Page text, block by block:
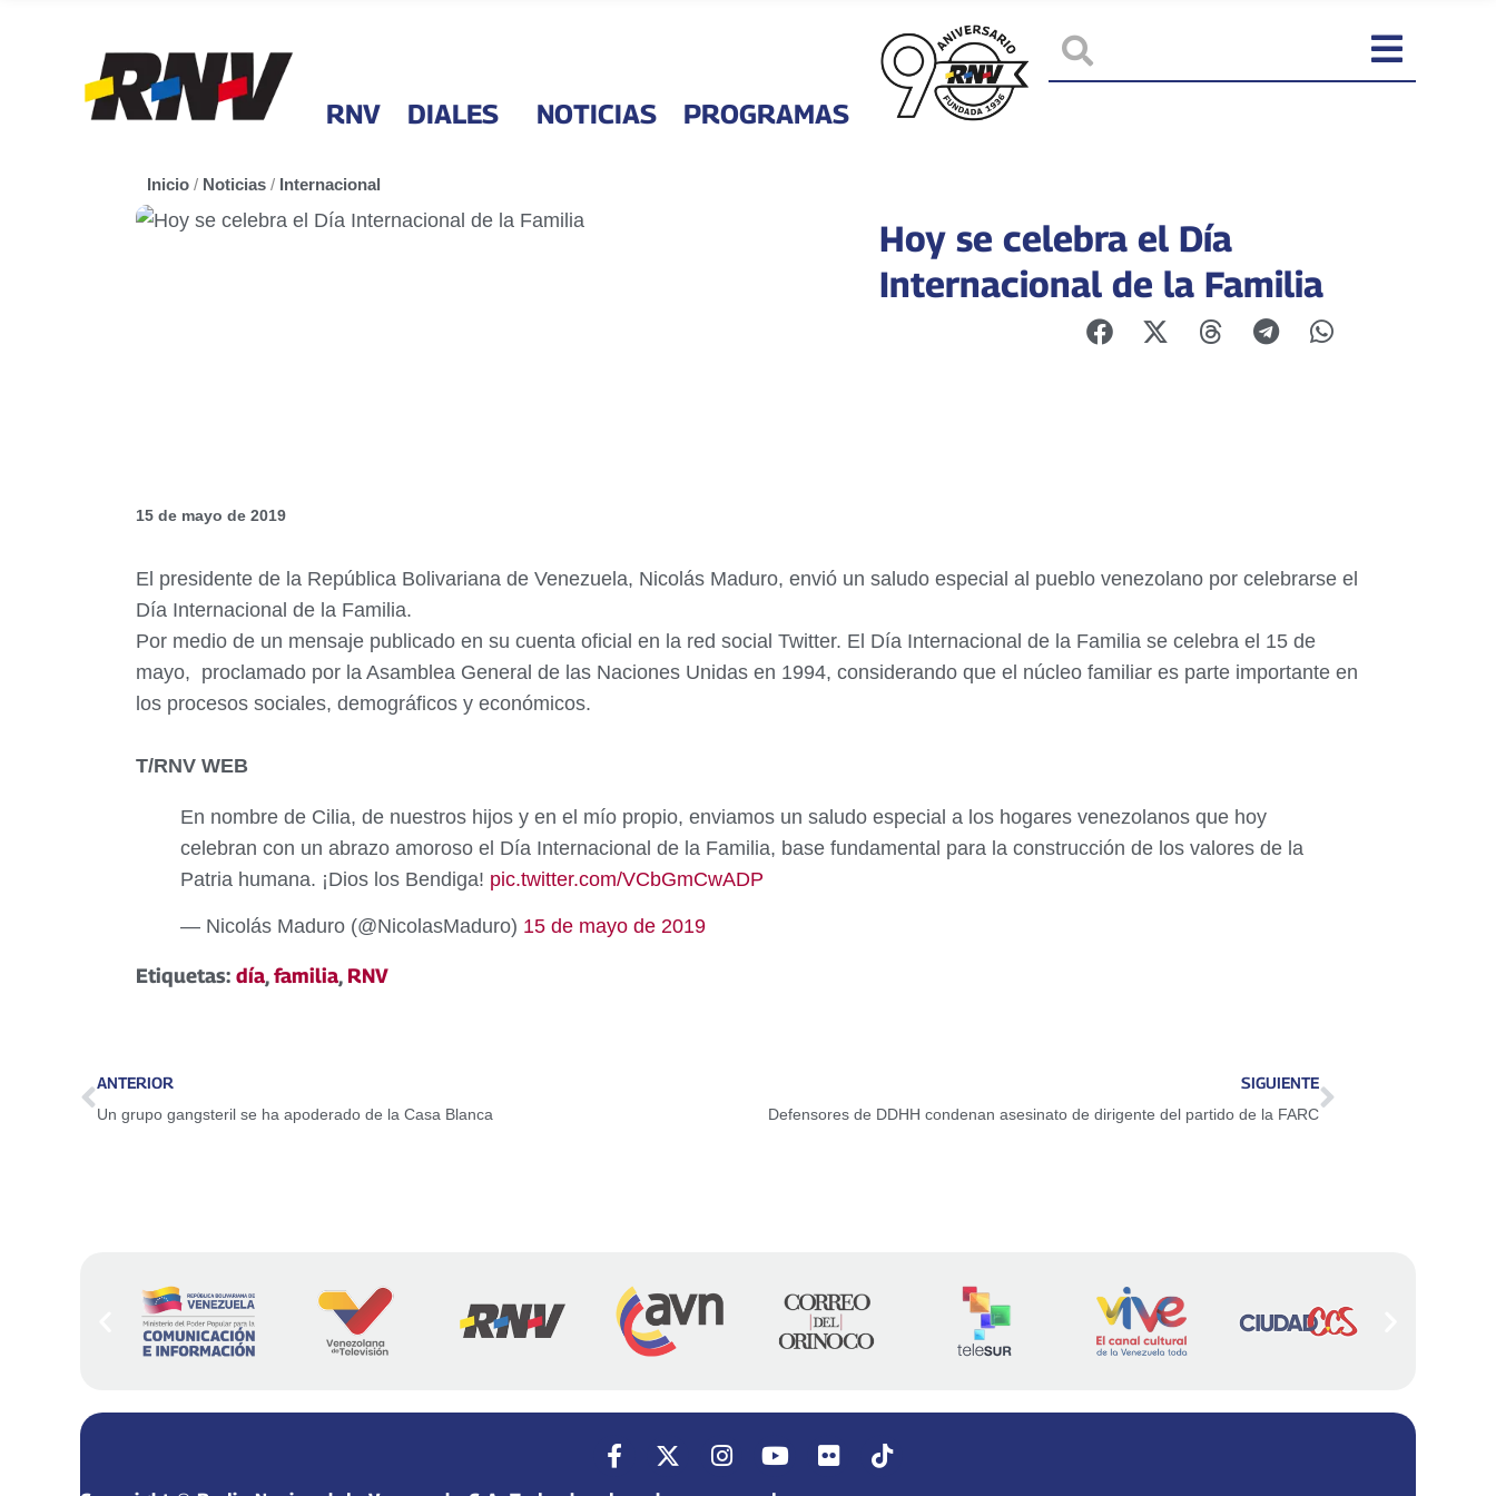
RNV DIALES NOTICIAS PROGRAMAS
Inicio / Noticias / Internacional
Hoy se celebra el Día
Internacional de la Familia
15 de mayo de 2019
El presidente de la República Bolivariana de Venezuela, Nicolás Maduro, envió un saludo especial al pueblo venezolano por celebrarse el
Día Internacional de la Familia.
Por medio de un mensaje publicado en su cuenta oficial en la red social Twitter. El Día Internacional de la Familia se celebra el 15 de
mayo, proclamado por la Asamblea General de las Naciones Unidas en 1994, considerando que el núcleo familiar es parte importante en
los procesos sociales, demográficos y económicos.
T/RNV WEB
En nombre de Cilia, de nuestros hijos y en el mío propio, enviamos un saludo especial a los hogares venezolanos que hoy
celebran con un abrazo amoroso el Día Internacional de la Familia, base fundamental para la construcción de los valores de la
Patria humana. ¡Dios los Bendiga! pic.twitter.com/VCbGmCwADP
— Nicolás Maduro (@NicolasMaduro) 15 de mayo de 2019
Etiquetas: día,familia, RNV
ANTERIOR
Un grupo gangsteril se ha apoderado de la Casa Blanca
SIGUIENTE
Defensores de DDHH condenan asesinato de dirigente del partido de la FARC